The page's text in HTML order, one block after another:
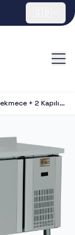
Tezgah Tipi 2 Çekmece + 2 Kapılı Buzdolabı